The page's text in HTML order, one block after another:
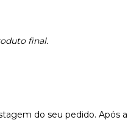
final.
do seu pedido. Após